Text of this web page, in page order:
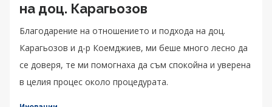
на доц. Карагьозов
Благодарение на отношението и подхода на доц.
Карагьозов и д-р Коемджиев, ми беше много лесно да
се доверя, те ми помогнаха да съм спокойна и уверена
в целия процес около процедурата.